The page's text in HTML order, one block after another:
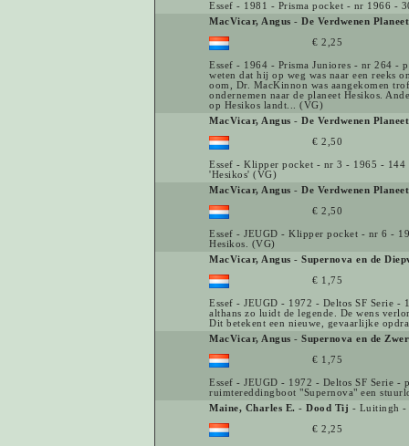
Essef - 1981 - Prisma pocket - nr 1966 -
MacVicar, Angus - De Verdwenen
€ 2,25
Essef - 1964 - Prisma Juniores - nr 264 -
weten dat hij op weg was naar een reeks
oom, Dr. MacKinnon was aangekomen
ondernemen naar de planeet Hesikos.
op Hesikos landt... (VG)
MacVicar, Angus - De Verdwenen
€ 2,50
Essef - Klipper pocket - nr 3 - 1965 - 144
'Hesikos' (VG)
MacVicar, Angus - De Verdwenen
€ 2,50
Essef - JEUGD - Klipper pocket - nr 6 -
Hesikos. (VG)
MacVicar, Angus - Supernova en de
€ 1,75
Essef - JEUGD - 1972 - Deltos SF Serie
althans zo luidt de legende. De wens
Dit betekent een nieuwe, gevaarlijke
MacVicar, Angus - Supernova en de
€ 1,75
Essef - JEUGD - 1972 - Deltos SF Serie
ruimtereddingboot "Supernova" een
Maine, Charles E. - Dood Tij - Luitingh -
€ 2,25